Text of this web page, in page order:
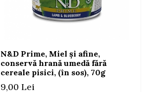
N&D Prime, Miel și afine,
conservă hrană umedă fără
cereale pisici, (în sos), 70g
9,00 Lei